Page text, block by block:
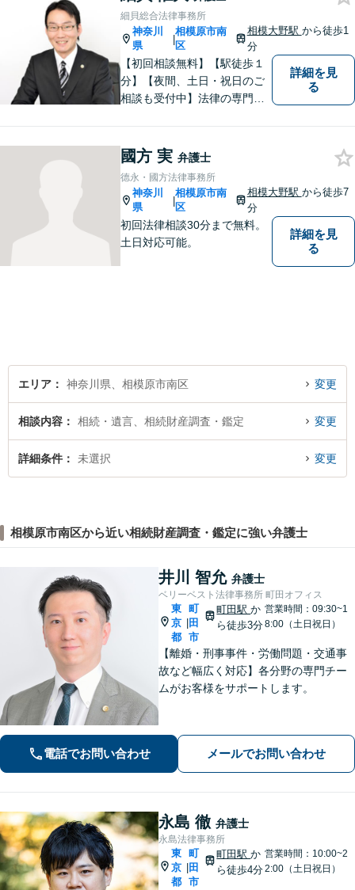
細貝総合法律事務所
神奈川
県
|
相模原市南
区
相模大野駅 から徒歩1
分
【初回相談無料】【駅徒歩１
分】【夜間、土日・祝日のご
相談も受付中】法律の専門家
詳細を見
る
國方 実 弁護士
德永・國方法律事務所
神奈川
県
|
相模原市南
区
相模大野駅 から徒歩7
分
初回法律相談30分まで無料。
土日対応可能。
詳細を見
る
エリア 神奈川県、相模原市南区 変更
相談内容 相続・遺言、相続財産調査・鑑定 変更
詳細条件 未選択 変更
相模原市南区から近い相続財産調査・鑑定に強い弁護士
井川 智允 弁護士
ベリーベスト法律事務所 町田オフィス
東
京
都
町
田
市
町田駅か
ら徒歩3分
営業時間：09:30~1
8:00（土日祝日）
【離婚・刑事事件・労働問題・交通事
故など幅広く対応】各分野の専門チー
ムがお客様をサポートします。
電話でお問い合わせ メールでお問い合わせ
永島 徹 弁護士
永島法律事務所
東
京
都
町
田
市
町田駅か
ら徒歩4分
営業時間：10:00~2
2:00（土日祝日）